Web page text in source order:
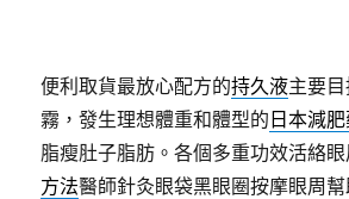
便利取貨最放心配方的持久液主要
霧，發生理想體重和體型的 日本減
脂瘦肚子脂肪。各個多重功效活絡
方法醫師針灸眼袋黑眼圈按摩眼周